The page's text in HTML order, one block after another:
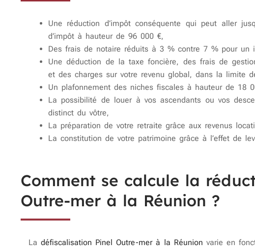
Une réduction d’impôt conséquente qui peut aller
d’impôt à hauteur de 96 000 €,
Des frais de notaire réduits à 3 % contre 7 % pour un
Une déduction de la taxe foncière, des frais de
et des charges sur votre revenu global, dans la limite
Un plafonnement des niches fiscales à hauteur de 18
La possibilité de louer à vos ascendants ou vos
distinct du vôtre,
La préparation de votre retraite grâce aux revenus
La constitution de votre patrimoine grâce à l’effet de
Comment se calcule la
Outre-mer à la Réunion ?
Ladéfiscalisation Pinel Outre-mer à la Réunion varie en